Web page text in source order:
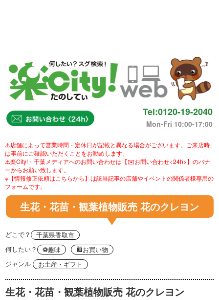
Tel:0120-19-2040
Mon-Fri 10:00-17:00
⚠️店舗によって営業時間・定休日が記載と異なる場合がございます。ご来店時
は事前にご確認いただくことをお勧めします。
⚠️楽City!・千葉メディアへのお問い合わせは【✉️お問い合わせ<24h>】のバナ
ーからお願い致します。
※【情報修正依頼はこちらから】は該当記事の店舗やイベントの関係者様専用の
フォームです。
生花・花苗・観葉植物販売 花のクレヨン
どこで？ 千葉県香取市
何したい？
🛍お買い物
⚽️趣味
ジャンル
お土産・ギフト
生花・花苗・観葉植物販売 花のクレヨン